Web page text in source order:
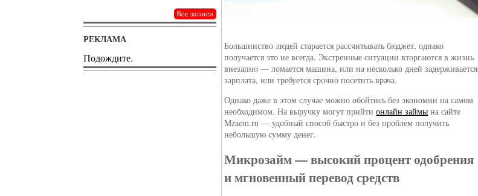
РЕКЛАМА
Подождите.
Большинство людей старается рассчитывать бюджет, однако
получается это не всегда. Экстренные ситуации вторгаются в жизнь
внезапно — ломается машина, или на несколько дней задерживается
зарплата, или требуется срочно посетить врача.
Однако даже в этом случае можно обойтись без экономии на самом
необходимом. На выручку могут прийтионлайн займы на сайте
Mzaem.ru — удобный способ быстро и без проблем получить
небольшую сумму денег.
Микрозайм — высокий процент одобрения
и мгновенный перевод средств